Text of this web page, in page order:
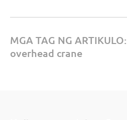
MGA TAG NG ARTIKULO:
overhead crane